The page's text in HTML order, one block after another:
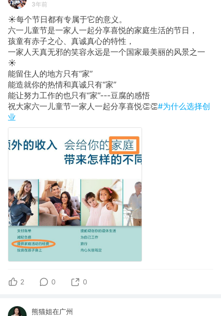
3年前
☀️每个节日都有专属于它的意义。
六一儿童节是一家人一起分享喜悦的家庭生活的节日，
孩童有赤子之心、真诚真心的特性，
一家人天真无邪的笑容永远是一个国家最美丽的风景之一
☀️
能留住人的地方只有“家”
能造就你的热情和真诚只有“家”
能让努力工作的也只有“家”---豆腐的感悟
祝大家六一儿童节一家人一起分享喜悦👏👏#为什么选择创
业
2 0 0
熊猫姐在广州